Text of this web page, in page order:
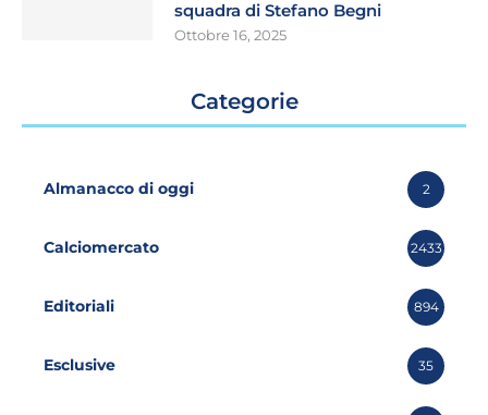
squadra di Stefano Begni
Ottobre 16, 2025
Categorie
Almanacco di oggi 2
Calciomercato 2433
Editoriali 894
Esclusive 35